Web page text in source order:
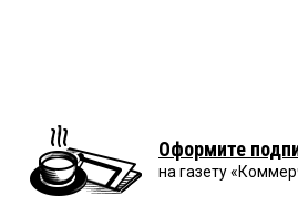
Оформите
на газету